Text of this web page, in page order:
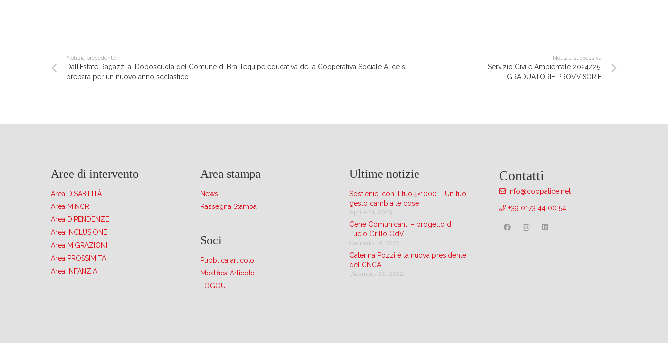
Notizia precedente
Dall’Estate Ragazzi ai Doposcuola del Comune di Bra: l’equipe educativa della Cooperativa Sociale Alice si
prepara per un nuovo anno scolastico.
Notizia successiva
Servizio Civile Ambientale 2024/25:
GRADUATORIE PROVVISORIE
Aree di intervento
Area DISABILITÀ
Area MINORI
Area DIPENDENZE
Area INCLUSIONE
Area MIGRAZIONI
Area PROSSIMITÀ
Area INFANZIA
Area stampa
News
Rassegna Stampa
Soci
Pubblica articolo
Modifica Articolo
LOGOUT
Ultime notizie
Sostienici con il tuo 5×1000 – Un tuo
gesto cambia le cose
Aprile 21, 2023
Cene Comunicanti – progetto di
Lucio Grillo OdV
Gennaio 18, 2023
Caterina Pozzi è la nuova presidente
del CNCA
Dicembre 20, 2022
Contatti
info@coopalice.net
+39 0173 44 00 54